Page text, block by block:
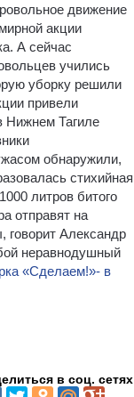
движение
акции
А сейчас
учились
уборку решили
привели
Нижнем Тагиле
обнаружили,
стихийная
литров битого
отправят на
говорит Александр
неравнодушный
«Сделаем!»- в
в соц. сетях